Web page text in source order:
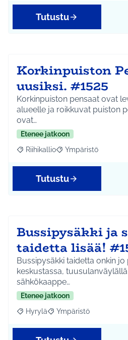
Tutustu
Korkinpuiston
uusiksi. #1525
Korkinpuiston pensaat ovat
alueelle ja roikkuvat puiston
ovat…
Etenee jatkoon
Rajaa tulokset aihepiirin mukaan:
Riihikallio Rajaa tulokset
Ympäristö
Tutustu
Bussipysäkki ja
taidetta lisää!
Bussipysäkki taidetta onkin jo
keskustassa,
sähkökaappe…
Etenee jatkoon
Rajaa tulokset aihepiirin mukaan:
Hyrylä Rajaa tulokset teeman
Ympäristö